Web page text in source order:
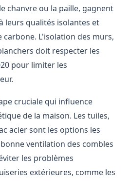
chanvre ou la paille, gagnent
leurs qualités isolantes et
L'isolation des murs,
doit respecter les
pour limiter les
cruciale qui influence
de la maison. Les tuiles,
acier sont les options les
ventilation des combles
les problèmes
extérieures, comme les